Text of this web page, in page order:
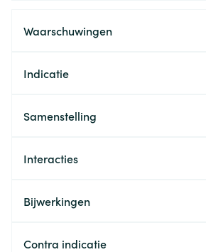
Waarschuwingen
Indicatie
Samenstelling
Interacties
Bijwerkingen
Contra indicatie